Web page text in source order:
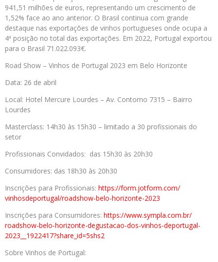
941,51 milhões de euros, representando um crescimento de
1,52% face ao ano anterior. O Brasil continua com grande
destaque nas exportações de vinhos portugueses onde ocupa a
4ª posição no total das exportações. Em 2022, Portugal exportou
para o Brasil 71.022.093€.
Road Show – Vinhos de Portugal 2023 em Belo Horizonte
Data: 26 de abril
Local: Hotel Mercure Lourdes – Av. Contorno 7315 – Bairro
Lourdes
Masterclass: 14h30 às 15h30 – limitado a 30 profissionais do
setor
Profissionais Convidados: das 15h30 às 20h30
Consumidores: das 18h30 às 20h30
Inscrições para Profissionais: https://form.jotform.com/
vinhosdeportugal/roadshow-belo-horizonte-2023
Inscrições para Consumidores: https://www.sympla.com.br/
roadshow-belo-horizonte-degustacao-dos-vinhos-deportugal-
2023__1922417?share_id=5shs2
Sobre Vinhos de Portugal: